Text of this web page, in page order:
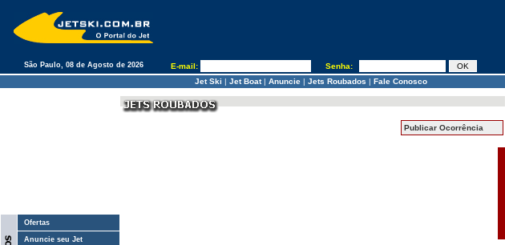
São Paulo, 08 de Agosto de 2026 E-mail:
Senha:
Jet Ski | Jet Boat| Anuncie| Jets Roubados | Fale Conosco
Ofertas
Anuncie seu Jet
Publicar Ocorrência